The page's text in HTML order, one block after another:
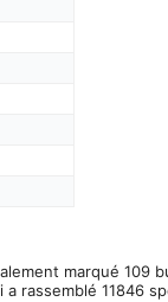
marqué 109
rassemblé 11846